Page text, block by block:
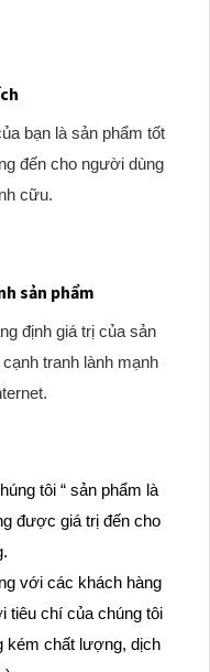
bạn là sản phẩm tốt
đến cho người dùng
cữu.
sản phẩm
định giá trị của sản
tranh lành mạnh
tôi “ sản phẩm là
được giá trị đến cho
với các khách hàng
tiêu chí của chúng tôi
kém chất lượng, dịch